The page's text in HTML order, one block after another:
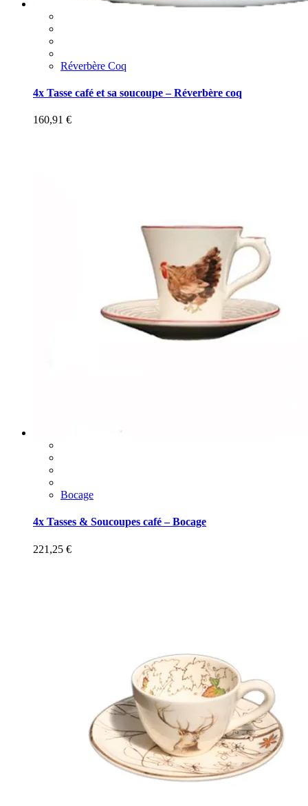
Réverbère Coq
4x Tasse café et sa soucoupe – Réverbère coq
160,91 €
Bocage
4x Tasses & Soucoupes café – Bocage
221,25 €